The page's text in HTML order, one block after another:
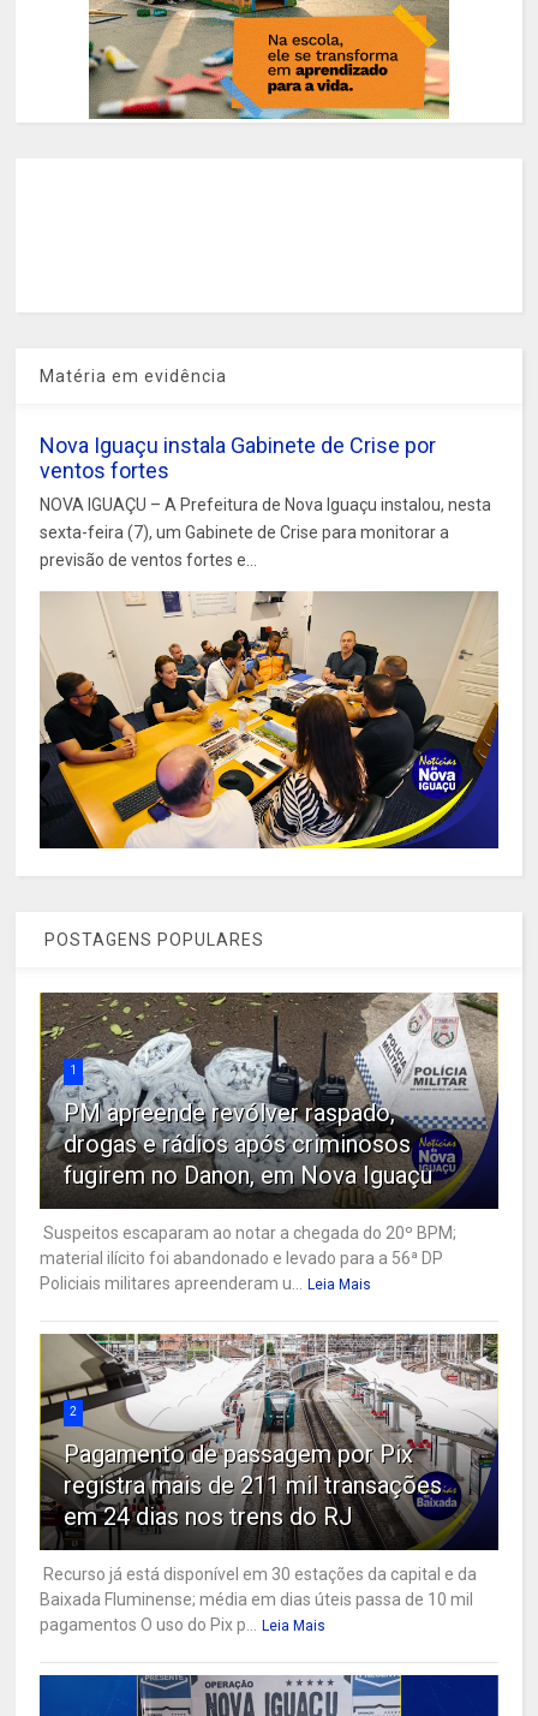
Matéria em evidência
Nova Iguaçu instala Gabinete de Crise por
ventos fortes
NOVA IGUAÇU – A Prefeitura de Nova Iguaçu instalou, nesta
sexta-feira (7), um Gabinete de Crise para monitorar a
previsão de ventos fortes e...
POSTAGENS POPULARES
1
PM apreende revólver raspado,
drogas e rádios após criminosos
fugirem no Danon, em Nova Iguaçu
Suspeitos escaparam ao notar a chegada do 20º BPM;
material ilícito foi abandonado e levado para a 56ª DP
Policiais militares apreenderam u... Leia Mais
2
Pagamento de passagem por Pix
registra mais de 211 mil transações
em 24 dias nos trens do RJ
Recurso já está disponível em 30 estações da capital e da
Baixada Fluminense; média em dias úteis passa de 10 mil
pagamentos O uso do Pix p... Leia Mais